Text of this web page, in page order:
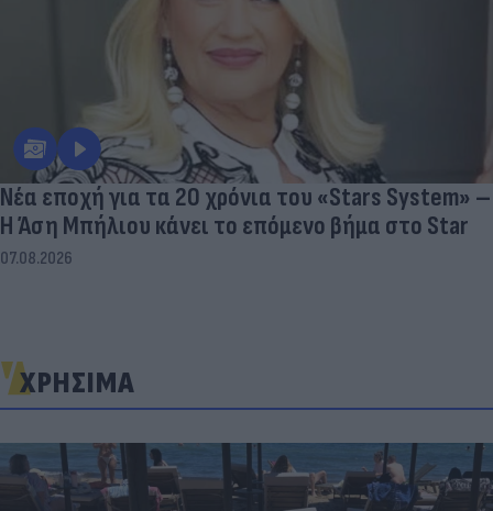
Νέα εποχή για τα 20 χρόνια του «Stars System» –
Η Άση Μπήλιου κάνει το επόμενο βήμα στο Star
07.08.2026
ΧΡΗΣΙΜΑ